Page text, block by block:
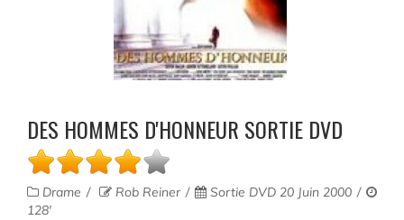
DES HOMMES D'HONNEUR SORTIE DVD
Drame Rob Reiner
Sortie DVD 20 Juin 2000
128'